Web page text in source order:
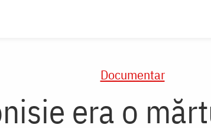
Documentar
era o